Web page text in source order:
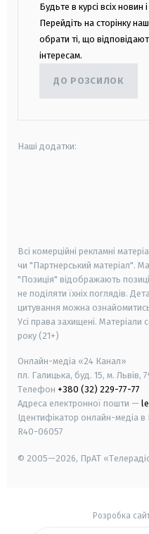
Будьте в курсі всіх новин
Перейдіть на сторінку
обрати ті, що
інтересам.
ДО РОЗСИЛОК
Наші додатки:
Всі комерційні рекламні
чи "Партнерський матеріал".
"Позиція" відображають
не поділяти їхніх поглядів.
цитування можна
Усі права захищені. Матеріали
року (21+)
Онлайн-медіа «24 Канал»
пл. Галицька, буд. 15, м. Львів,
Телефон +380 (32) 229-77-77
Адреса електронної пошти —
Ідентифікатор онлайн-медіа в
R40-06057
© 2005—2026, ПрАТ
Розробка